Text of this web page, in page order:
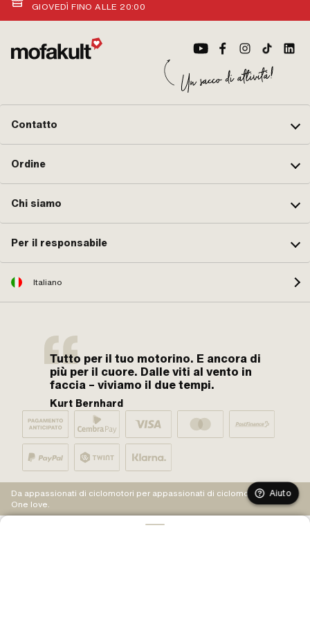
esterno: 36 mm · Area di
GIOVEDÌ FINO ALLE 20:00
Contatto
Ordine
Chi siamo
Per il responsabile
Italiano
Tutto per il tuo motorino. E ancora di
più per il cuore. Dalle viti al vento in
faccia – viviamo il due tempi.
Kurt Bernhard
Da appassionati di ciclomotori per appassionati di ciclomotori.
One love.
Aiuto